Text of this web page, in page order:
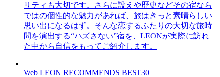
リティも大切です。さらに設えや歴史などその宿なら
ではの個性的な魅力があれば、旅はきっと素晴らしい
思い出になるはず。そんな恋するふたりの大切な旅時
間を演出する“ハズさない”宿を、LEONが実際に訪れ
た中から自信をもってご紹介します。
Web LEON RECOMMENDS BEST30